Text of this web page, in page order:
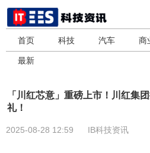
首页 科技 汽车 商
最新
「川红芯意」重磅上市！川红集
礼！
2025-08-28 12:59 IB科技资讯